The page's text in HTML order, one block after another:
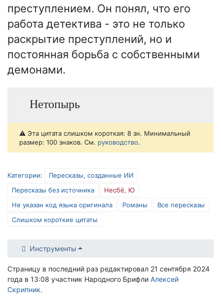
преступлением. Он понял, что его
работа детектива - это не только
раскрытие преступлений, но и
постоянная борьба с собственными
демонами.
Нетопырь
⚠️ Эта цитата слишком короткая: 8 зн. Минимальный
размер: 100 знаков. См. руководство.
Категории:
Пересказы, созданные ИИ
Пересказы без источника
Несбё, Ю
Не указан код языка оригинала
Романы
Все пересказы
Слишком короткие цитаты
Инструменты
Страницу в последний раз редактировал 21 сентября 2024
года в 13:08 участник Народного Брифли Алексей
Скрипник.